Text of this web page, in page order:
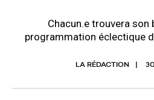
Chacun.e trouvera son
programmation éclectique
LA RÉDACTION